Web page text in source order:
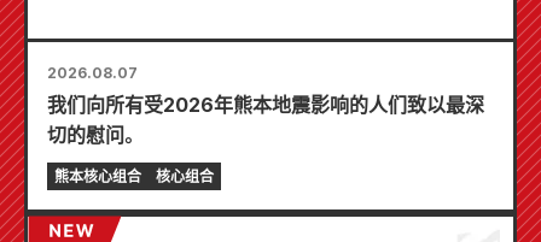
2026.08.07
我们向所有受2026年熊本地震影响的人们致以最深
切的慰问。
熊本核心组合 核心组合